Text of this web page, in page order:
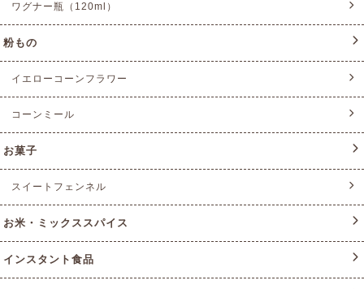
ワグナー瓶（120ml）
粉もの
イエローコーンフラワー
コーンミール
お菓子
スイートフェンネル
お米・ミックススパイス
インスタント食品